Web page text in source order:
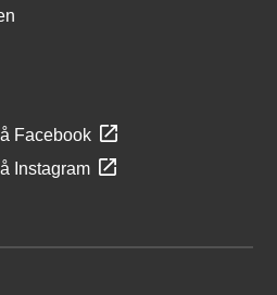
Facebook
Instagram